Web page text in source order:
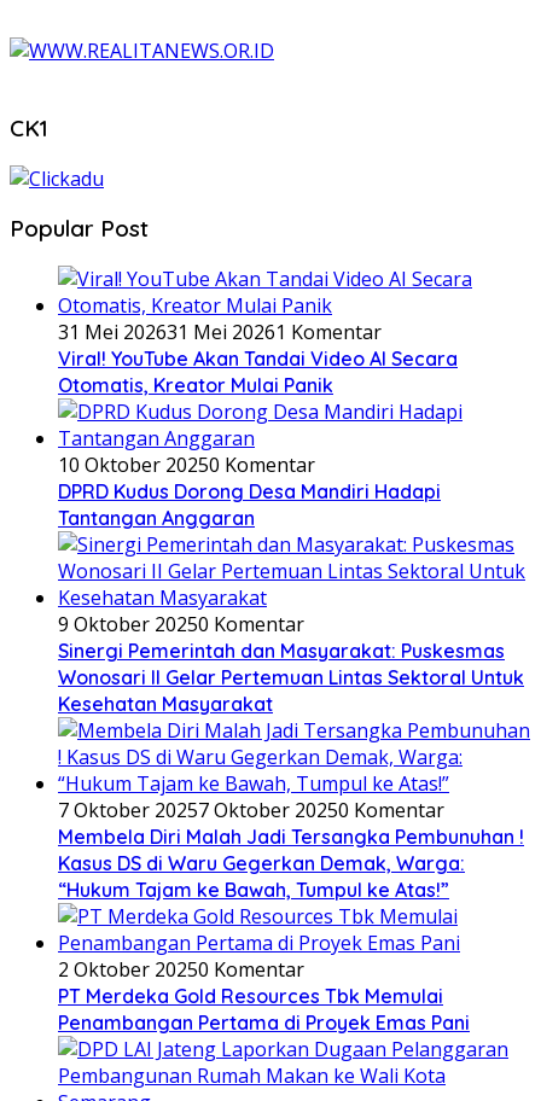
CK1
Popular Post
31 Mei 202631 Mei 20261 Komentar
Viral! YouTube Akan Tandai Video AI Secara
Otomatis, Kreator Mulai Panik
10 Oktober 20250 Komentar
DPRD Kudus Dorong Desa Mandiri Hadapi
Tantangan Anggaran
9 Oktober 20250 Komentar
Sinergi Pemerintah dan Masyarakat: Puskesmas
Wonosari II Gelar Pertemuan Lintas Sektoral Untuk
Kesehatan Masyarakat
7 Oktober 20257 Oktober 20250 Komentar
Membela Diri Malah Jadi Tersangka Pembunuhan !
Kasus DS di Waru Gegerkan Demak, Warga:
“Hukum Tajam ke Bawah, Tumpul ke Atas!”
2 Oktober 20250 Komentar
PT Merdeka Gold Resources Tbk Memulai
Penambangan Pertama di Proyek Emas Pani